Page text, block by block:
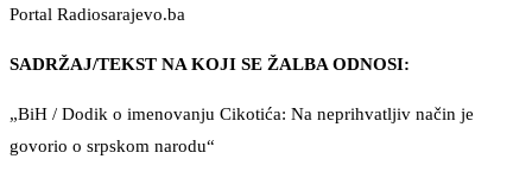
Portal Radiosarajevo.ba
SADRŽAJ/TEKST NA KOJI SE ŽALBA ODNOSI:
„BiH / Dodik o imenovanju Cikotića: Na neprihvatljiv način je
govorio o srpskom narodu“